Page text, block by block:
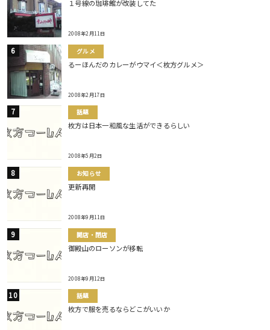
１号線の珈琲館が改装してた
2008年2月11日
グルメ
るーほんだのカレーがウマイ＜枚方グルメ＞
2008年2月17日
話題
枚方は日本一和風な生活ができるらしい
2008年5月2日
お知らせ
更新再開
2008年9月11日
開店・閉店
御殿山のローソンが移転
2008年9月12日
話題
枚方で服を売るならどこがいいか